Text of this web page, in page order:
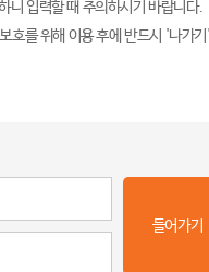
니 입력할 때 주의하시기 바랍니다.
호를 위해 이용 후에 반드시 '나가
들어가기